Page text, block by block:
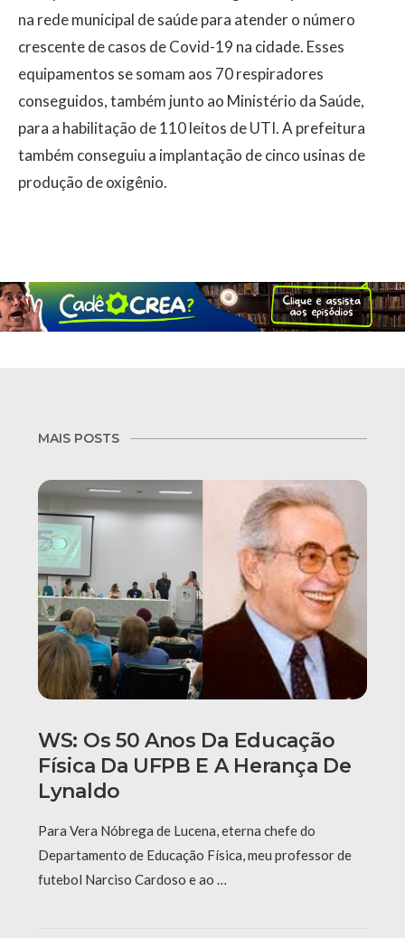
na rede municipal de saúde para atender o número
crescente de casos de Covid-19 na cidade. Esses
equipamentos se somam aos 70 respiradores
conseguidos, também junto ao Ministério da Saúde,
para a habilitação de 110 leitos de UTI. A prefeitura
também conseguiu a implantação de cinco usinas de
produção de oxigênio.
MAIS POSTS
WS: Os 50 Anos Da Educação
Física Da UFPB E A Herança De
Lynaldo
Para Vera Nóbrega de Lucena, eterna chefe do
Departamento de Educação Física, meu professor de
futebol Narciso Cardoso e ao …